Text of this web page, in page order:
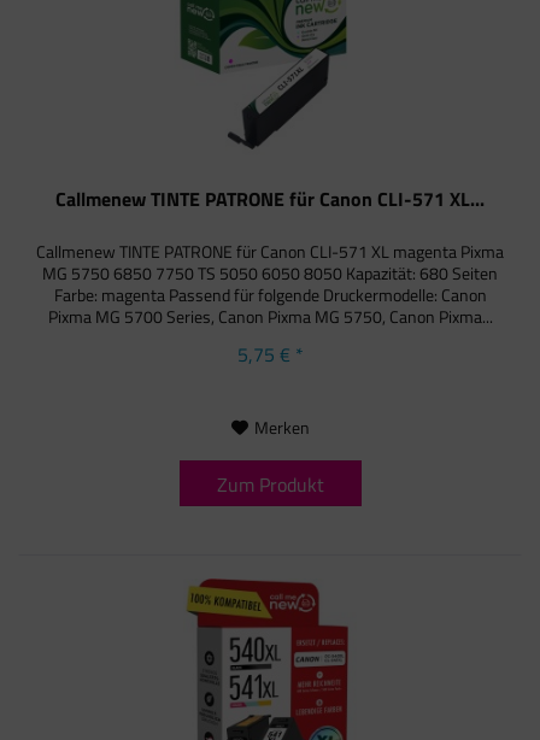
Callmenew TINTE PATRONE für Canon CLI-571 XL...
Callmenew TINTE PATRONE für Canon CLI-571 XL magenta Pixma
MG 5750 6850 7750 TS 5050 6050 8050 Kapazität: 680 Seiten
Farbe: magenta Passend für folgende Druckermodelle: Canon
Pixma MG 5700 Series, Canon Pixma MG 5750, Canon Pixma...
5,75 € *
Merken
Zum Produkt